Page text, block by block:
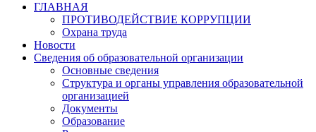
ГЛАВНАЯ
ПРОТИВОДЕЙСТВИЕ КОРРУПЦИИ
Охрана труда
Новости
Сведения об образовательной организации
Основные сведения
Структура и органы управления образовательной
организацией
Документы
Образование